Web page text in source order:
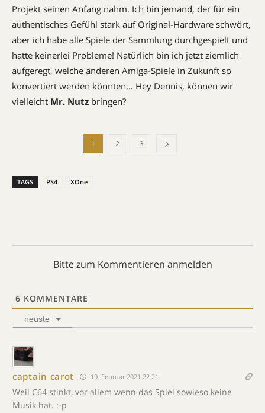
Projekt seinen Anfang nahm. Ich bin jemand, der für ein
authentisches Gefühl stark auf Original-Hardware schwört,
aber ich habe alle Spiele der Sammlung durchgespielt und
hatte keinerlei Probleme! Natürlich bin ich jetzt ziemlich
aufgeregt, welche anderen Amiga-Spiele in Zukunft so
konvertiert werden könnten… Hey Dennis, können wir
vielleicht Mr. Nutz bringen?
1 2 3
TAGS PS4 XOne
Bitte zum Kommentieren anmelden
6 KOMMENTARE
neuste
captain carot 19. Februar 2021 22:21
Weil C64 stinkt, vor allem wenn das Spiel sowieso keine
Musik hat. :-p